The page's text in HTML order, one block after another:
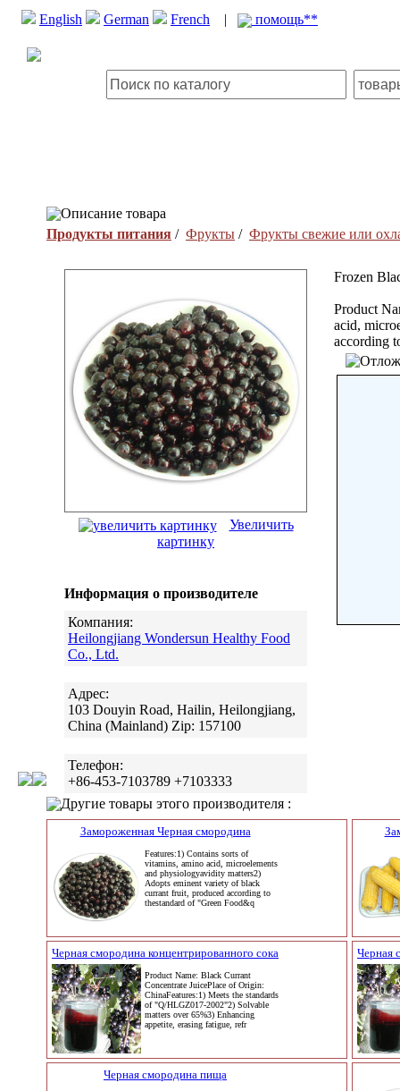
English German French | помощь**
Описание товара
Продукты питания / Фрукты / Фрукты свежие или
Увеличить
картинку
Информация о производителе
Компания:
Heilongjiang Wondersun Healthy Food
Co., Ltd.
Адрес:
103 Douyin Road, Hailin, Heilongjiang,
China (Mainland) Zip: 157100
Телефон:
+86-453-7103789 +7103333
Frozen
Product
acid,
according
Другие товары этого производителя :
Замороженная Черная смородина
Features:1) Contains sorts of
vitamins, amino acid, microelements
and physiologyavidity matters2)
Adopts eminent variety of black
currant fruit, produced according to
thestandard of "Green Food&q
Черная смородина концентрированного сока
Product Name: Black Currant
Concentrate JuicePlace of Origin:
ChinaFeatures:1) Meets the standards
of "Q/HLGZ017-2002"2) Solvable
matters over 65%3) Enhancing
appetite, erasing fatigue, refr
Черная
Черная смородина пища